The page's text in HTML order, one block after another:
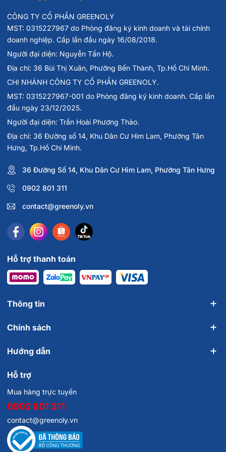
CÔNG TY CỔ PHẦN GREENOLY
MST: 0315227967 do Phòng đăng ký kinh doanh và tài chính
doanh nghiệp. Cấp lần đầu ngày 16/08/2018.
Người đại diện: Nguyễn Tấn Hộ.
Địa chỉ: 36 Bùi Thị Xuân, Phường Bến Thành, Tp.Hồ Chí Minh.
CHI NHÁNH CÔNG TY CỔ PHẦN GREENOLY.
MST: 0315227967-001 do Phòng đăng ký kinh doanh. Cấp lần
đầu ngày 23/12/2025.
Người đại diện: Trần Hoài Phương Thảo.
Địa chỉ: 36 Đường số 14, Khu Dân Cư Him Lam, Phường Tân
Hưng, Tp.Hồ Chí Minh.
36 Đường Số 14, Khu Dân Cư Him Lam, Phường Tân Hưng
0902 801 311
contact@greenoly.vn
Hỗ trợ thanh toán
Thông tin
Chính sách
Hướng dẫn
Hỗ trợ
Mua hàng trực tuyến
0902 801 311
contact@greenoly.vn